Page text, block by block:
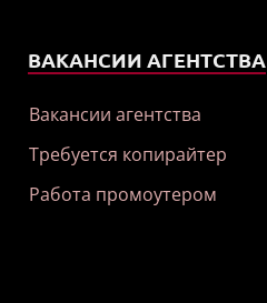
ВАКАНСИИ АГЕНТСТВА
Вакансии агентства
Требуется копирайтер
Работа промоутером